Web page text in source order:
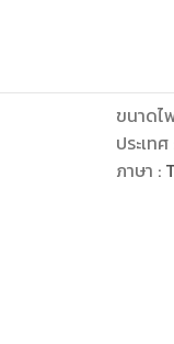
ขนาดไ
ประเทศ
ภาษา :